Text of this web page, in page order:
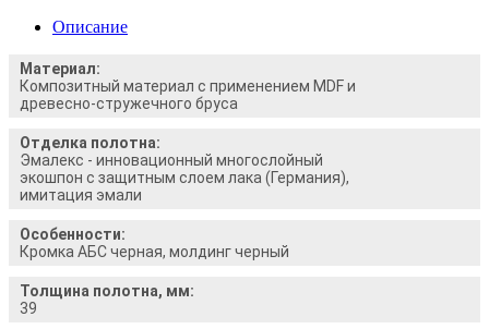
Описание
Материал:
Композитный материал с применением MDF и
древесно-стружечного бруса
Отделка полотна:
Эмалекс - инновационный многослойный
экошпон с защитным слоем лака (Германия),
имитация эмали
Особенности:
Кромка АБС черная, молдинг черный
Толщина полотна, мм:
39